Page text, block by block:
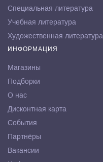
Специальная литература
Учебная литература
Художественная литература
ИНФОРМАЦИЯ
Магазины
Подборки
О нас
Дисконтная карта
События
Партнёры
Вакансии